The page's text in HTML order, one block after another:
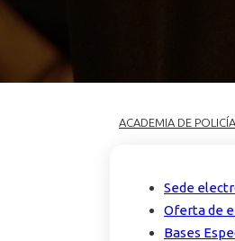
ACADEMIA DE
Sede
Oferta de
Bases